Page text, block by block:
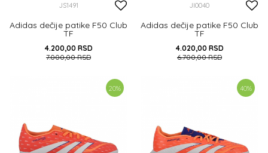
JS1491
Adidas dečije patike F50 Club
TF
4.200,00 RSD
7.000,00RSD
JI0040
Adidas dečije patike F50 Club
TF
4.020,00 RSD
6.700,00RSD
38 2/3
20% 40%